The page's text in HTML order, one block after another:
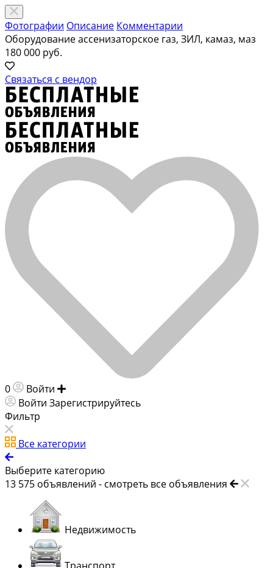
Фотографии Описание Комментарии
Оборудование ассенизаторское газ, ЗИЛ, камаз, маз
180 000 руб.
Связаться с вендор
0 Войти
Войти Зарегистрируйтесь
Фильтр
Все категории
Выберите категорию
13 575 объявлений - смотреть все объявления
Недвижимость